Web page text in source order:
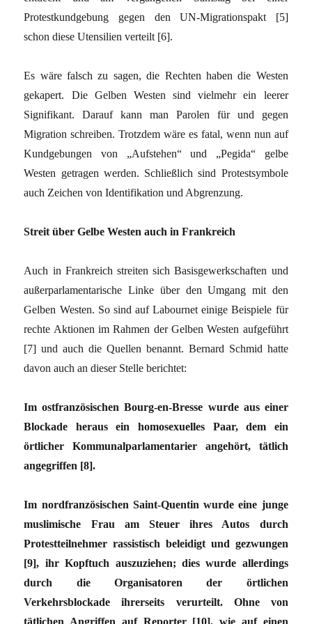
Protestkundgebung gegen den UN-Migrationspakt [5]
schon diese Utensilien verteilt [6].
Es wäre falsch zu sagen, die Rechten haben die Westen
gekapert. Die Gelben Westen sind vielmehr ein leerer
Signifikant. Darauf kann man Parolen für und gegen
Migration schreiben. Trotzdem wäre es fatal, wenn nun auf
Kundgebungen von „Aufstehen“ und „Pegida“ gelbe
Westen getragen werden. Schließlich sind Protestsymbole
auch Zeichen von Identifikation und Abgrenzung.
Streit über Gelbe Westen auch in Frankreich
Auch in Frankreich streiten sich Basisgewerkschaften und
außerparlamentarische Linke über den Umgang mit den
Gelben Westen. So sind auf Labournet einige Beispiele für
rechte Aktionen im Rahmen der Gelben Westen aufgeführt
[7] und auch die Quellen benannt. Bernard Schmid hatte
davon auch an dieser Stelle berichtet:
Im ostfranzösischen Bourg-en-Bresse wurde aus einer
Blockade heraus ein homosexuelles Paar, dem ein
örtlicher Kommunalparlamentarier angehört, tätlich
angegriffen [8].
Im nordfranzösischen Saint-Quentin wurde eine junge
muslimische Frau am Steuer ihres Autos durch
Protestteilnehmer rassistisch beleidigt und gezwungen
[9], ihr Kopftuch auszuziehen; dies wurde allerdings
durch die Organisatoren der örtlichen
Verkehrsblockade ihrerseits verurteilt. Ohne von
tätlichen Angriffen auf Reporter [10], wie auf einen